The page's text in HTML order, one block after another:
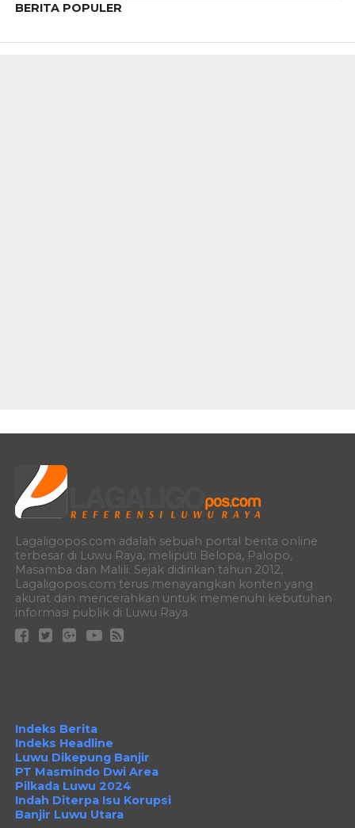
BERITA POPULER
Lagaligopos.com adalah sebuah portal berita online
terbesar di Luwu Raya, meliputi Belopa, Palopo,
Masamba dan Malili. Sejak didirikan tahun 2012,
Lagaligopos.com terus menayangkan konten yang
akurat dan mencerahkan untuk memenuhi kebutuhan
informasi publik di Luwu Raya
Indeks Berita
Indeks Headline
Luwu Dikepung Banjir
PT Masmindo Dwi Area
Pilkada Luwu 2024
Indah Diterpa Isu Korupsi
Banjir Luwu Utara